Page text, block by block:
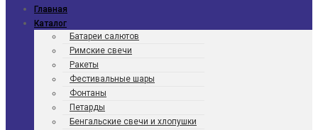
Главная
Каталог
Батареи салютов
Римские свечи
Ракеты
Фести­валь­ные шары
Фонтаны
Петарды
Бенгаль­ские свечи и хлопушки